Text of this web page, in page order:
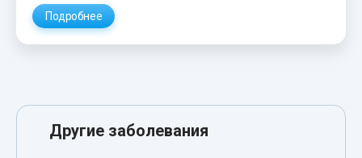
Подробнее
Другие заболевания